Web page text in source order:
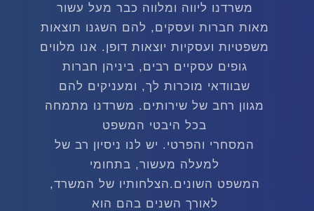
משרדנו ליווה ומלווה כבר מעל עשור
מאות חברות ועסקים, להם השגנו תוצאות
משפטיות ועסקיות יוצאות דופן. אנו מלווים
גופים עסקיים רבים, ביניהן חברות
שבוודאי מוכרות לך, ומעניקים להם
מגוון רחב של שירותים. משרדנו מתמחה
בכל היבטי המשפט
המסחרי והפרטי. יש לנו ניסיון רב של
למעלה מעשור, בתחומי
המשפט השונים.הצלחותיו של המשרד,
לאורך השנים בהם הוא